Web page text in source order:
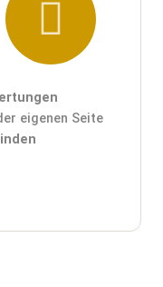
eigenen Seite